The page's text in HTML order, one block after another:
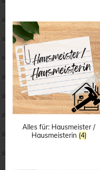
Alles für: Hausmeister /
Hausmeisterin (4)